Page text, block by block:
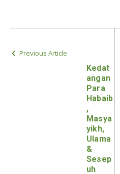
Previous Article
Kedat
angan
Para
Habaib
,
Masya
yikh,
Ulama
&
Sesep
uh